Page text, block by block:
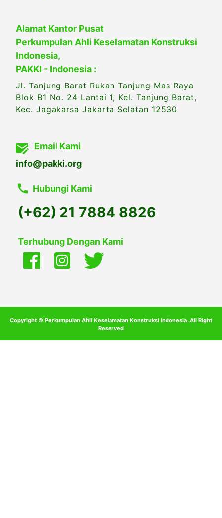
Alamat Kantor Pusat
Perkumpulan Ahli Keselamatan Konstruksi
Indonesia,
PAKKI - Indonesia :
Jl. Tanjung Barat Rukan Tanjung Mas Raya
Blok B1 No. 24 Lantai 1, Kel. Tanjung Barat,
Kec. Jagakarsa Jakarta Selatan 12530
Email Kami
info@pakki.org
Hubungi Kami
(+62) 21 7884 8826
Terhubung Dengan Kami
Copyright © Perkumpulan Ahli Keselamatan Konstruksi Indonesia .All Right
Reserved